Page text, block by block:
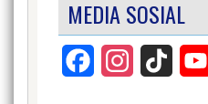
MEDIA SOSIAL
Facebook InstagramTikTok